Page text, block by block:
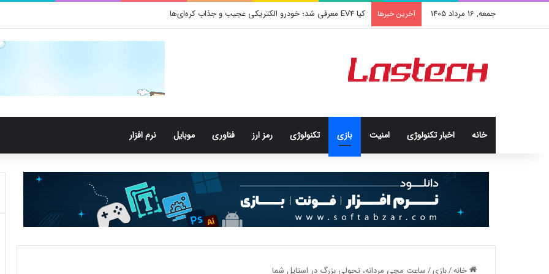
جمعه, 16 مرداد 1405 آخرین خبرها کشف جدید دانشمندان: برخی باکتری‌های دهان می‌توانند خطر ابتلا به آلزایمر را افزایش دهند
خانه اخبار تکنولوژی امنيت بازی تکنولوژی رمز ارز فناوری موبایل نرم افزار
خانه/بازی/ساعت مچی مردانه، تحولی بزرگ در استایل شما